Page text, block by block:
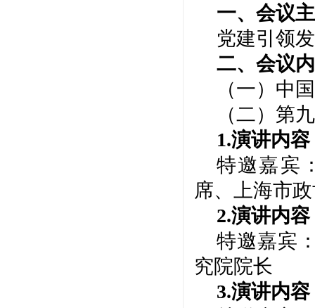
一、 会议
党建引领
二、 会议
（一） 中
（二）第
1.演讲内容
特邀嘉宾
席、上海市
2.演讲内容
特邀嘉宾
究院院长
3.演讲内容